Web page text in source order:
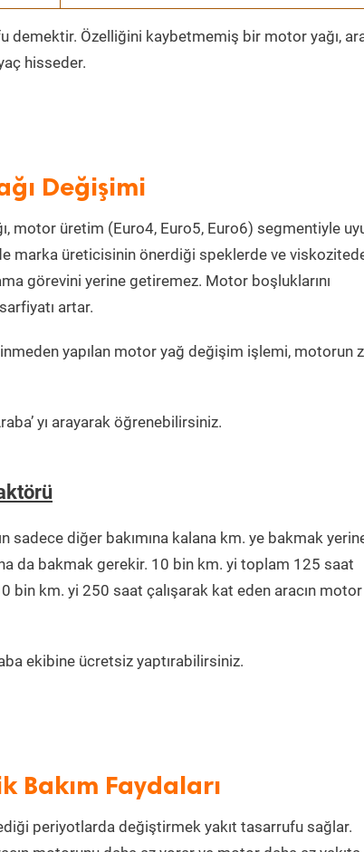
demektir. Özelliğini kaybetmemiş bir motor yağı,
hisseder.
Değişimi
motor üretim (Euro4, Euro5, Euro6) segmentiyle
marka üreticisinin önerdiği speklerde ve
görevini yerine getiremez. Motor boşluklarını
artar.
yapılan motor yağ değişim işlemi, motorun
yı arayarak öğrenebilirsiniz.
sadece diğer bakımına kalana km. ye bakmak
da bakmak gerekir. 10 bin km. yi toplam 125 saat
bin km. yi 250 saat çalışarak kat eden aracın motor
ekibine ücretsiz yaptırabilirsiniz.
Bakım Faydaları
periyotlarda değiştirmek yakıt tasarrufu sağlar.